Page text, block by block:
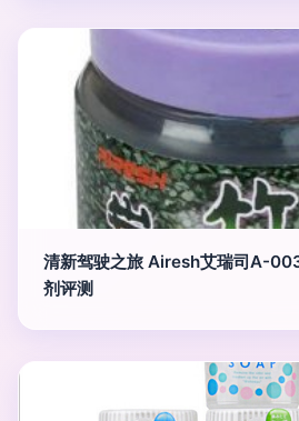
清新驾驶之旅 Airesh艾瑞司A-
剂评测